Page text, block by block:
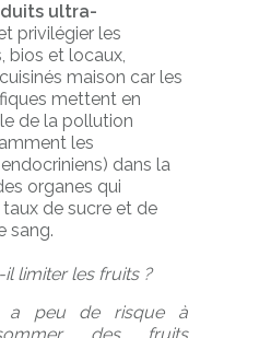
ultra-
privilégier les
bios et locaux,
maison car les
mettent en
de la pollution
les
dans la
organes qui
de sucre et de
sang.
il limiter les fruits ?
peu de risque à